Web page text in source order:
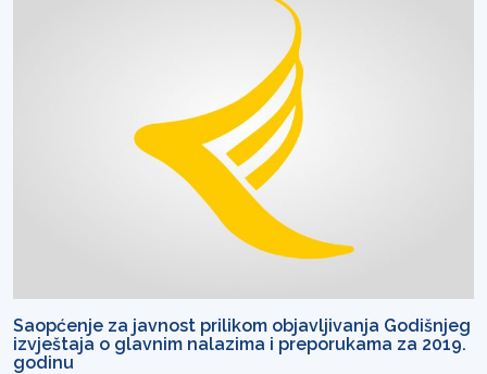
Saopćenje za javnost prilikom objavljivanja Godišnjeg
izvještaja o glavnim nalazima i preporukama za 2019.
godinu